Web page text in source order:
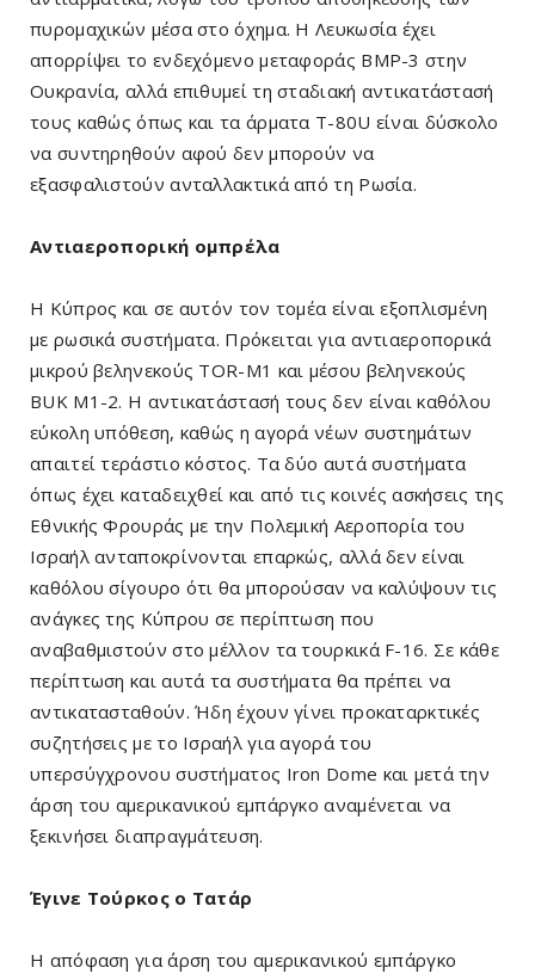
πυρομαχικών μέσα στο όχημα. Η Λευκωσία έχει
απορρίψει το ενδεχόμενο μεταφοράς BMP-3 στην
Ουκρανία, αλλά επιθυμεί τη σταδιακή αντικατάστασή
τους καθώς όπως και τα άρματα Τ-80U είναι δύσκολο
να συντηρηθούν αφού δεν μπορούν να
εξασφαλιστούν ανταλλακτικά από τη Ρωσία.
Αντιαεροπορική ομπρέλα
Η Κύπρος και σε αυτόν τον τομέα είναι εξοπλισμένη
με ρωσικά συστήματα. Πρόκειται για αντιαεροπορικά
μικρού βεληνεκούς TOR-M1 και μέσου βεληνεκούς
BUK M1-2. Η αντικατάστασή τους δεν είναι καθόλου
εύκολη υπόθεση, καθώς η αγορά νέων συστημάτων
απαιτεί τεράστιο κόστος. Τα δύο αυτά συστήματα
όπως έχει καταδειχθεί και από τις κοινές ασκήσεις της
Εθνικής Φρουράς με την Πολεμική Αεροπορία του
Ισραήλ ανταποκρίνονται επαρκώς, αλλά δεν είναι
καθόλου σίγουρο ότι θα μπορούσαν να καλύψουν τις
ανάγκες της Κύπρου σε περίπτωση που
αναβαθμιστούν στο μέλλον τα τουρκικά F-16. Σε κάθε
περίπτωση και αυτά τα συστήματα θα πρέπει να
αντικατασταθούν. Ήδη έχουν γίνει προκαταρκτικές
συζητήσεις με το Ισραήλ για αγορά του
υπερσύγχρονου συστήματος Iron Dome και μετά την
άρση του αμερικανικού εμπάργκο αναμένεται να
ξεκινήσει διαπραγμάτευση.
Έγινε Τούρκος ο Τατάρ
Η απόφαση για άρση του αμερικανικού εμπάργκο